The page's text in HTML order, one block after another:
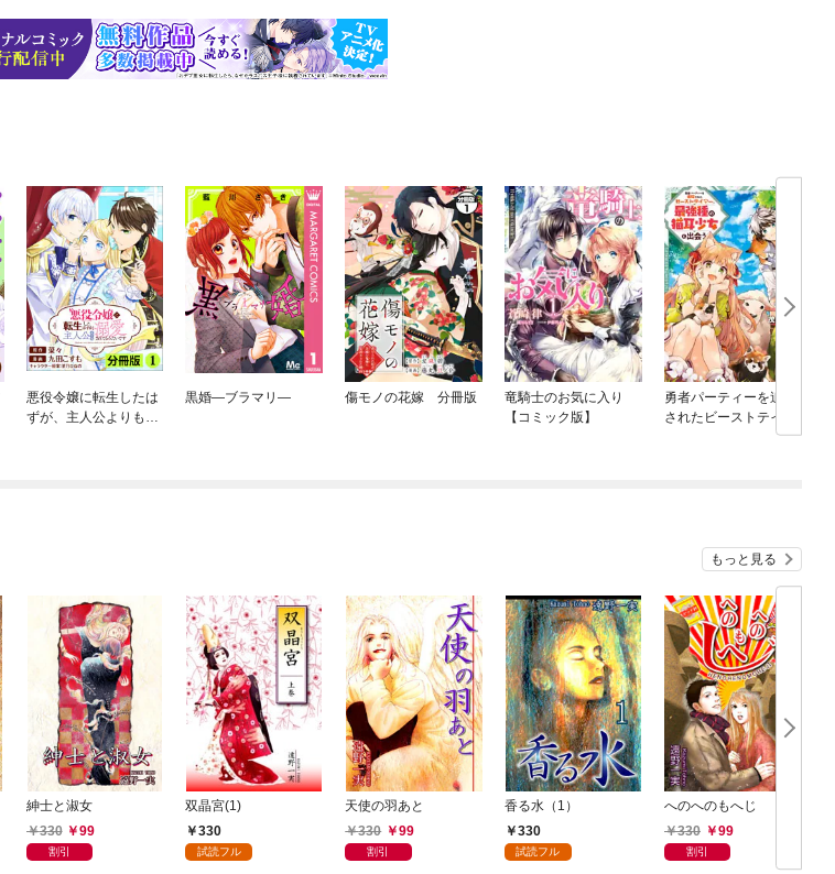
悪役令嬢に転生したは
ずが、主人公よりも溺
黒婚—ブラマリ— 傷モノの花嫁 分冊版
竜騎士のお気に入り
【コミック版】
勇者パーティーを追放
されたビーストテイマ
ー、最強種の猫耳少女
もっと見る
紳士と淑女
330
99
割引
双晶宮(1)
330
試読フル
天使の羽あと
330
99
割引
香る水（1）
330
試読フル
へのへのもへじ
330
99
割引